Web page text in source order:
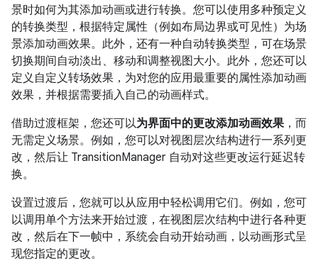
景时如何为其添加动画或进行转换。您可以使用多种预定义
的转换类型，根据特定属性（例如布局边界或可见性）为场
景添加动画效果。此外，还有一种自动转换类型，可在场景
切换期间自动淡出、移动和调整视图大小。此外，您还可以
定义自定义转场效果，为对您的应用最重要的属性添加动画
效果，并根据需要插入自己的动画样式。
借助过渡框架，您还可以为界面中的更改添加动画效果 ，而
无需定义场景。例如，您可以对视图层次结构进行一系列更
改，然后让 TransitionManager 自动对这些更改运行延迟转
换。
设置过渡后，您就可以从应用中轻松调用它们。例如，您可
以调用单个方法来开始过渡，在视图层次结构中进行各种更
改，然后在下一帧中，系统会自动开始动画，以动画形式呈
现您指定的更改。